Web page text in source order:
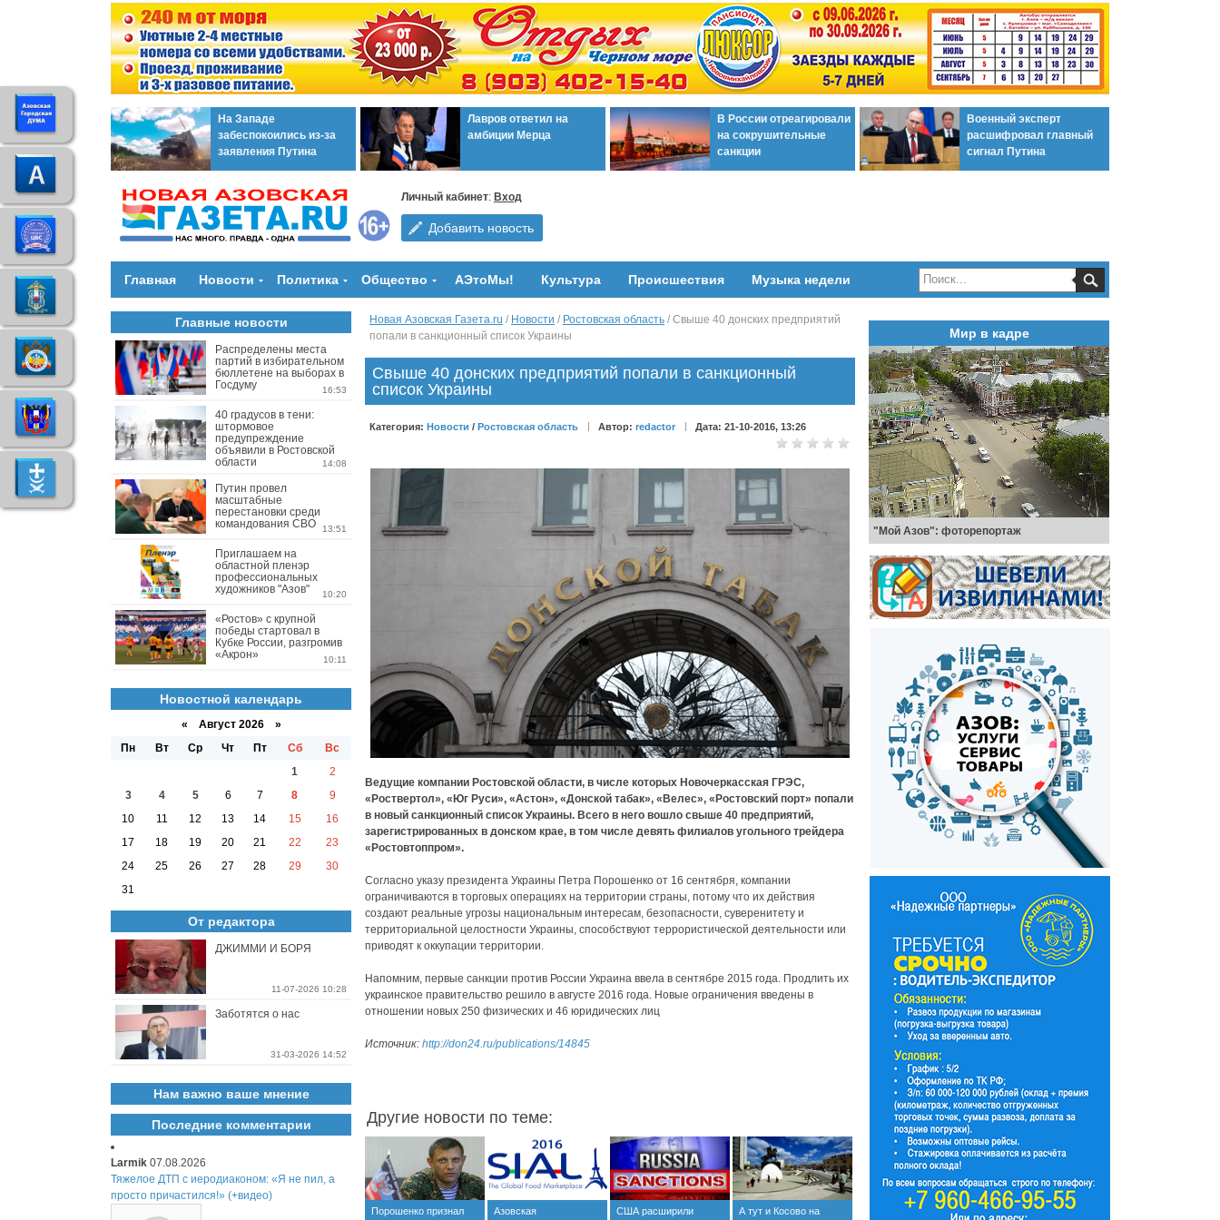
На Западе
забеспокоились из-за
заявления Путина
Лавров ответил на
амбиции Мерца
В России отреагировали
на сокрушительные
санкции
Военный эксперт
расшифровал главный
сигнал Путина
Личный кабинет: Вход
Добавить новость
Главная Новости Политика Общество АЭтоМы! Культура Происшествия Музыка недели
Новая Азовская Газета.ru / Новости / Ростовская область / Свыше 40 донских предприятий
попали в санкционный список Украины
Свыше 40 донских предприятий попали в санкционный
список Украины
Категория: Новости / Ростовская область Автор: redactor Дата: 21-10-2016, 13:26
Ведущие компании Ростовской области, в числе которых Новочеркасская ГРЭС,
«Роствертол», «Юг Руси», «Астон», «Донской табак», «Велес», «Ростовский порт» попали
в новый санкционный список Украины. Всего в него вошло свыше 40 предприятий,
зарегистрированных в донском крае, в том числе девять филиалов угольного трейдера
«Ростовтоппром».
Согласно указу президента Украины Петра Порошенко от 16 сентября, компании
ограничиваются в торговых операциях на территории страны, потому что их действия
создают реальные угрозы национальным интересам, безопасности, суверенитету и
территориальной целостности Украины, способствуют террористической деятельности или
приводят к оккупации территории.
Напомним, первые санкции против России Украина ввела в сентябре 2015 года. Продлить их
украинское правительство решило в августе 2016 года. Новые ограничения введены в
отношении новых 250 физических и 46 юридических лиц
Источник: http://don24.ru/publications/14845
Другие новости по теме:
Порошенко признал
Азовская
США расширили
А тут и Косово на
Главные новости
Распределены места
партий в избирательном
бюллетене на выборах в
Госдуму
16:53
40 градусов в тени:
штормовое
предупреждение
объявили в Ростовской
области
14:08
Путин провел
масштабные
перестановки среди
командования СВО
13:51
Приглашаем на
областной пленэр
профессиональных
художников "Азов"
10:20
«Ростов» с крупной
победы стартовал в
Кубке России, разгромив
«Акрон»
10:11
Новостной календарь
« Август 2026 »
Пн
Вт Ср Чт Пт Сб
Вс
1
2
3
4 5 6 7 8
9
10
11 12 13 14 15
16
17
18 19 20 21 22
23
24
25 26 27 28 29
30
31
От редактора
ДЖИММИ И БОРЯ
11-07-2026 10:28
Заботятся о нас
31-03-2026 14:52
Нам важно ваше мнение
Последние комментарии
Larmik 07.08.2026
Тяжелое ДТП с иеродиаконом: «Я не пил, а
просто причастился!» (+видео)
Мир в кадре
"Мой Азов": фоторепортаж